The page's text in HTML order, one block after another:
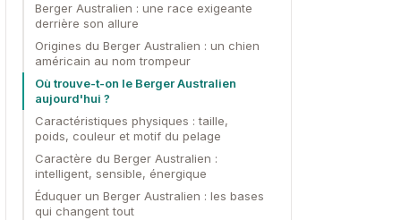
Berger Australien : une race exigeante
derrière son allure
Origines du Berger Australien : un chien
américain au nom trompeur
Où trouve-t-on le Berger Australien
aujourd'hui ?
Caractéristiques physiques : taille,
poids, couleur et motif du pelage
Caractère du Berger Australien :
intelligent, sensible, énergique
Éduquer un Berger Australien : les bases
qui changent tout